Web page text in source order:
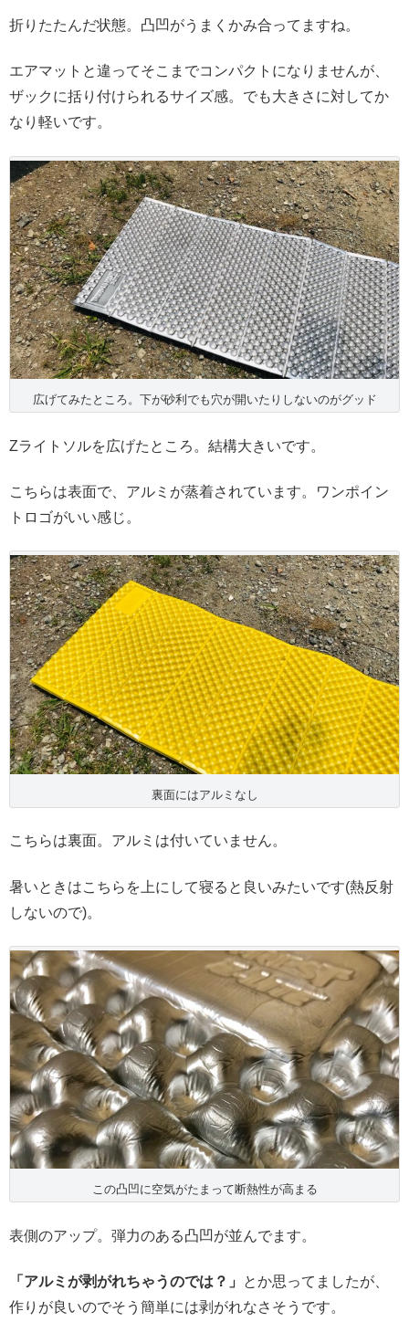
折りたたんだ状態。凸凹がうまくかみ合ってますね。
エアマットと違ってそこまでコンパクトになりませんが、
ザックに括り付けられるサイズ感。でも大きさに対してか
なり軽いです。
広げてみたところ。下が砂利でも穴が開いたりしないのがグッド
Zライトソルを広げたところ。結構大きいです。
こちらは表面で、アルミが蒸着されています。ワンポイン
トロゴがいい感じ。
裏面にはアルミなし
こちらは裏面。アルミは付いていません。
暑いときはこちらを上にして寝ると良いみたいです(熱反射
しないので)。
この凸凹に空気がたまって断熱性が高まる
表側のアップ。弾力のある凸凹が並んでます。
「アルミが剥がれちゃうのでは？」
とか思ってましたが、
作りが良いのでそう簡単には剥がれなさそうです。